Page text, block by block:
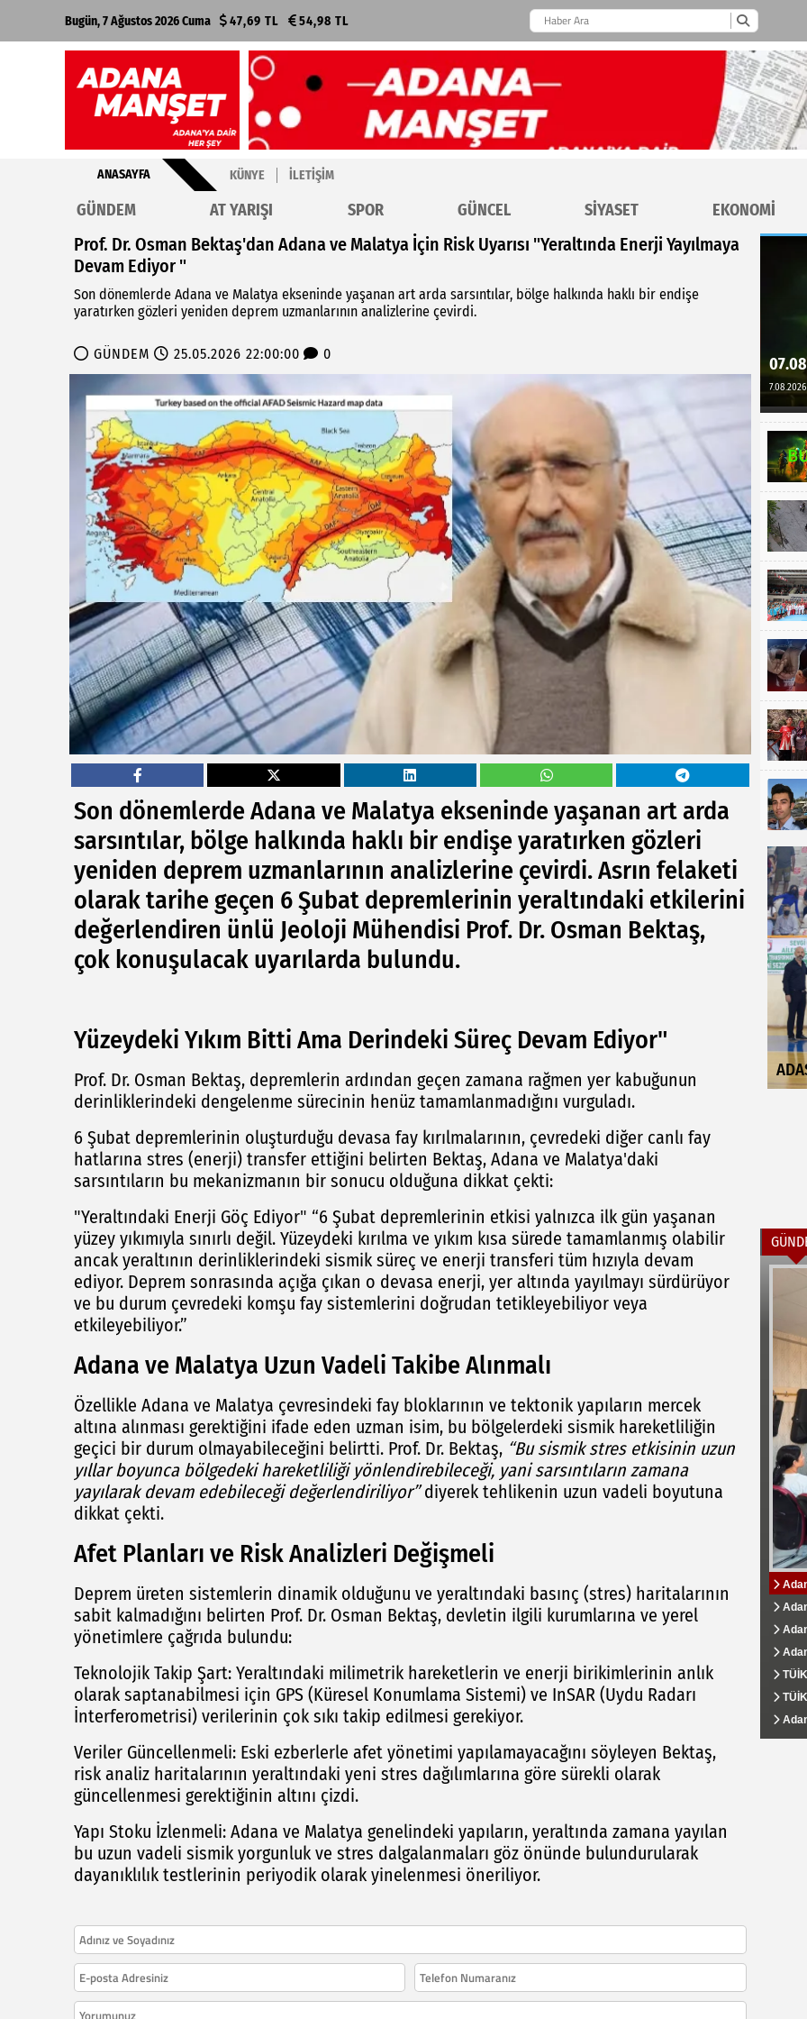
Bugün, 7 Ağustos 2026 Cuma 47,69 TL 54,98 TL
ANASAYFA KÜNYE İLETIŞIM
GÜNDEM AT YARIŞI SPOR GÜNCEL SİYASET EKONOMİ
Prof. Dr. Osman Bektaş'dan Adana ve Malatya İçin Risk Uyarısı "Yeraltında Enerji Yayılmaya
Devam Ediyor "
Son dönemlerde Adana ve Malatya ekseninde yaşanan art arda sarsıntılar, bölge halkında haklı bir endişe
yaratırken gözleri yeniden deprem uzmanlarının analizlerine çevirdi.
GÜNDEM 25.05.2026 22:00:00 0
Son dönemlerde Adana ve Malatya ekseninde yaşanan art arda
sarsıntılar, bölge halkında haklı bir endişe yaratırken gözleri
yeniden deprem uzmanlarının analizlerine çevirdi. Asrın felaketi
olarak tarihe geçen 6 Şubat depremlerinin yeraltındaki etkilerini
değerlendiren ünlü Jeoloji Mühendisi Prof. Dr. Osman Bektaş,
çok konuşulacak uyarılarda bulundu.
Yüzeydeki Yıkım Bitti Ama Derindeki Süreç Devam Ediyor"
Prof. Dr. Osman Bektaş, depremlerin ardından geçen zamana rağmen yer kabuğunun
derinliklerindeki dengelenme sürecinin henüz tamamlanmadığını vurguladı.
6 Şubat depremlerinin oluşturduğu devasa fay kırılmalarının, çevredeki diğer canlı fay
hatlarına stres (enerji) transfer ettiğini belirten Bektaş, Adana ve Malatya'daki
sarsıntıların bu mekanizmanın bir sonucu olduğuna dikkat çekti:
"Yeraltındaki Enerji Göç Ediyor" “6 Şubat depremlerinin etkisi yalnızca ilk gün yaşanan
yüzey yıkımıyla sınırlı değil. Yüzeydeki kırılma ve yıkım kısa sürede tamamlanmış olabilir
ancak yeraltının derinliklerindeki sismik süreç ve enerji transferi tüm hızıyla devam
ediyor. Deprem sonrasında açığa çıkan o devasa enerji, yer altında yayılmayı sürdürüyor
ve bu durum çevredeki komşu fay sistemlerini doğrudan tetikleyebiliyor veya
etkileyebiliyor.”
Adana ve Malatya Uzun Vadeli Takibe Alınmalı
Özellikle Adana ve Malatya çevresindeki fay bloklarının ve tektonik yapıların mercek
altına alınması gerektiğini ifade eden uzman isim, bu bölgelerdeki sismik hareketliliğin
geçici bir durum olmayabileceğini belirtti. Prof. Dr. Bektaş, “Bu sismik stres etkisinin uzun
yıllar boyunca bölgedeki hareketliliği yönlendirebileceği, yani sarsıntıların zamana
yayılarak devam edebileceği değerlendiriliyor”diyerek tehlikenin uzun vadeli boyutuna
dikkat çekti.
Afet Planları ve Risk Analizleri Değişmeli
Deprem üreten sistemlerin dinamik olduğunu ve yeraltındaki basınç (stres) haritalarının
sabit kalmadığını belirten Prof. Dr. Osman Bektaş, devletin ilgili kurumlarına ve yerel
yönetimlere çağrıda bulundu:
Teknolojik Takip Şart: Yeraltındaki milimetrik hareketlerin ve enerji birikimlerinin anlık
olarak saptanabilmesi için GPS (Küresel Konumlama Sistemi) ve InSAR (Uydu Radarı
İnterferometrisi) verilerinin çok sıkı takip edilmesi gerekiyor.
Veriler Güncellenmeli: Eski ezberlerle afet yönetimi yapılamayacağını söyleyen Bektaş,
risk analiz haritalarının yeraltındaki yeni stres dağılımlarına göre sürekli olarak
güncellenmesi gerektiğinin altını çizdi.
Yapı Stoku İzlenmeli: Adana ve Malatya genelindeki yapıların, yeraltında zamana yayılan
bu uzun vadeli sismik yorgunluk ve stres dalgalanmaları göz önünde bulundurularak
dayanıklılık testlerinin periyodik olarak yinelenmesi öneriliyor.
Karşı
TÜİK
ADS
Ads
İş
AK
Ali
Ali